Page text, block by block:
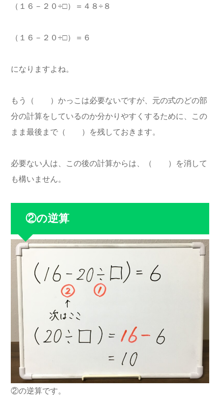
（１６－２０÷□）＝４８÷８
（１６－２０÷□）＝６
になりますよね。
もう（ ）かっこは必要ないですが、元の式のどの部
分の計算をしているのか分かりやすくするために、この
まま最後まで（ ）を残しておきます。
必要ない人は、この後の計算からは、（ ）を消して
も構いません。
②の逆算
②の逆算です。